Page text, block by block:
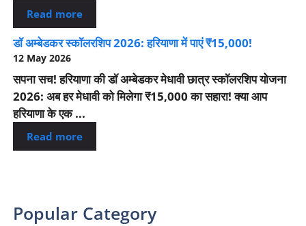
Read more
डॉ अम्बेडकर स्कॉलरशिप 2026: हरियाणा में पाएं ₹15,000!
12 May 2026
सपना सच! हरियाणा की डॉ अम्बेडकर मेधावी छात्र स्कॉलरशिप योजना
2026: अब हर मेधावी को मिलेगा ₹15,000 का सहारा! क्या आप
हरियाणा के एक ...
Read more
Popular Category